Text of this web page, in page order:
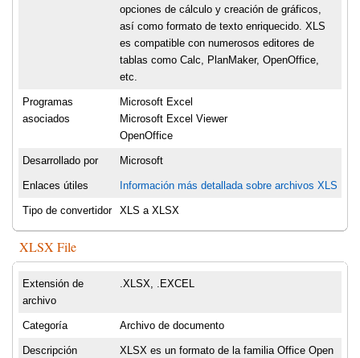
opciones de cálculo y creación de gráficos,
así como formato de texto enriquecido. XLS
es compatible con numerosos editores de
tablas como Calc, PlanMaker, OpenOffice,
etc.
Programas
asociados
Microsoft Excel
Microsoft Excel Viewer
OpenOffice
Desarrollado por Microsoft
Enlaces útiles Información más detallada sobre archivos XLS
Tipo de convertidor XLS a XLSX
XLSX File
Extensión de
archivo
.XLSX, .EXCEL
Categoría Archivo de documento
Descripción
XLSX es un formato de la familia Office Open